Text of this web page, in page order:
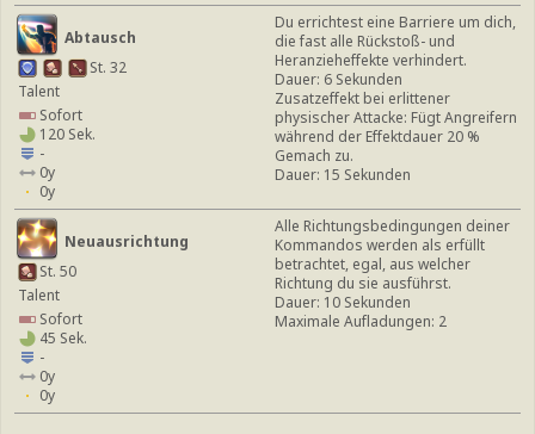
Abtausch
St. 32
Talent
Sofort
120 Sek.
-
0y
0y
Du errichtest eine Barriere um dich,
die fast alle Rückstoß- und
Heranzieheffekte verhindert.
Dauer: 6 Sekunden
Zusatzeffekt bei erlittener
physischer Attacke: Fügt Angreifern
während der Effektdauer 20 %
Gemach zu.
Dauer: 15 Sekunden
Neuausrichtung
St. 50
Talent
Sofort
45 Sek.
-
0y
0y
Alle Richtungsbedingungen deiner
Kommandos werden als erfüllt
betrachtet, egal, aus welcher
Richtung du sie ausführst.
Dauer: 10 Sekunden
Maximale Aufladungen: 2